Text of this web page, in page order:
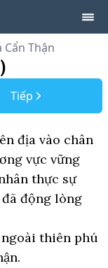
Cẩn Thận
Tiếp
địa vào chân
vực vững
thực sự
động lòng
thiên phú